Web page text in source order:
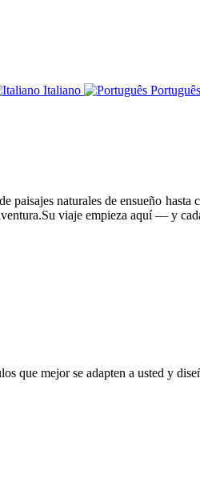
Italiano Português
paisajes naturales de ensueño
viaje empieza aquí — y
que mejor se adapten a usted y